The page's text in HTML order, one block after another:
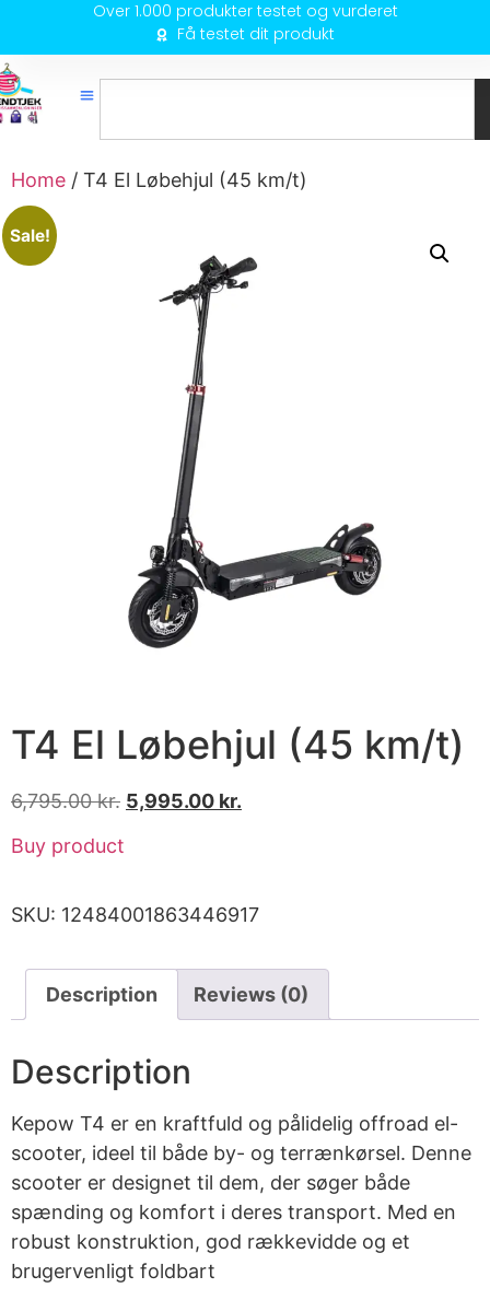
Over 1.000 produkter testet og vurderet
Få testet dit produkt
Home / T4 El Løbehjul (45 km/t)
Sale!
T4 El Løbehjul (45 km/t)
6,795.00kr. 5,995.00 kr.
Buy product
SKU: 12484001863446917
Description Reviews (0)
Description
Kepow T4 er en kraftfuld og pålidelig offroad el-
scooter, ideel til både by- og terrænkørsel. Denne
scooter er designet til dem, der søger både
spænding og komfort i deres transport. Med en
robust konstruktion, god rækkevidde og et
brugervenligt foldbart